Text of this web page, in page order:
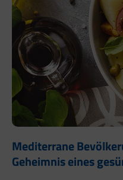
Mediterrane
Geheimnis eines